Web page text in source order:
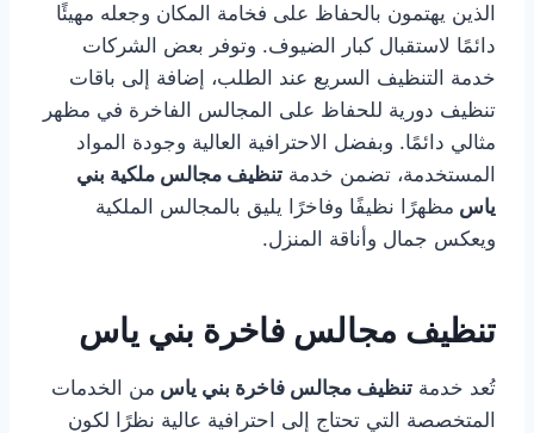
الذين يهتمون بالحفاظ على فخامة المكان وجعله مهيئًا
دائمًا لاستقبال كبار الضيوف. وتوفر بعض الشركات
خدمة التنظيف السريع عند الطلب، إضافة إلى باقات
تنظيف دورية للحفاظ على المجالس الفاخرة في مظهر
مثالي دائمًا. وبفضل الاحترافية العالية وجودة المواد
المستخدمة، تضمن خدمة تنظيف مجالس ملكية بني
ياس مظهرًا نظيفًا وفاخرًا يليق بالمجالس الملكية
ويعكس جمال وأناقة المنزل.
تنظيف مجالس فاخرة بني ياس
تُعد خدمة تنظيف مجالس فاخرة بني ياس من الخدمات
المتخصصة التي تحتاج إلى احترافية عالية نظرًا لكون